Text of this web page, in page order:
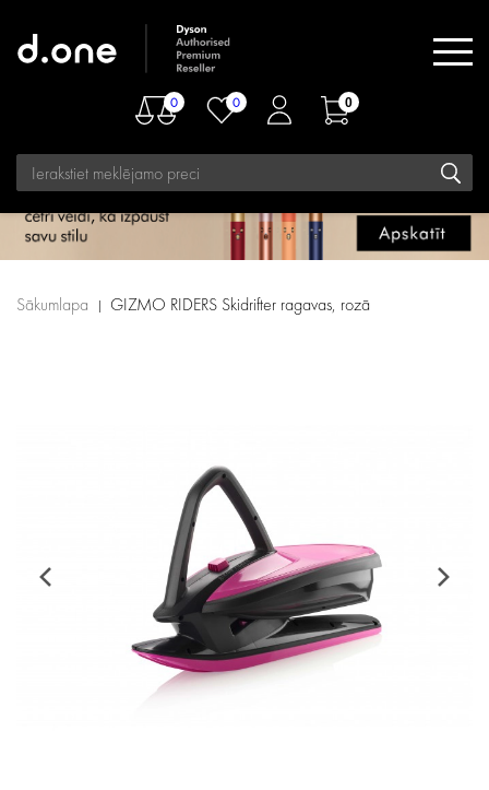
0 0 0
Sākumlapa GIZMO RIDERS Skidrifter ragavas, rozā